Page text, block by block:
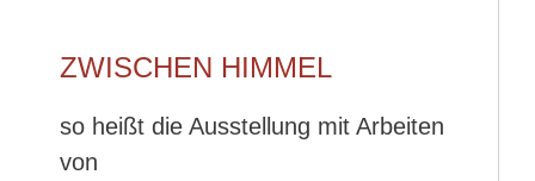
ZWISCHEN HIMMEL
so heißt die Ausstellung mit Arbeiten
von